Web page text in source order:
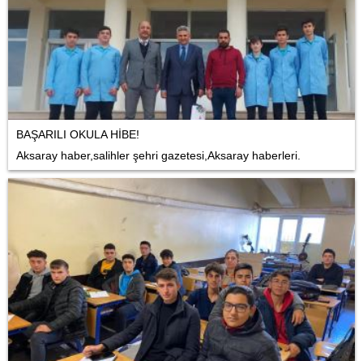
BAŞARILI OKULA HİBE!
Aksaray haber,salihler şehri gazetesi,Aksaray haberleri.